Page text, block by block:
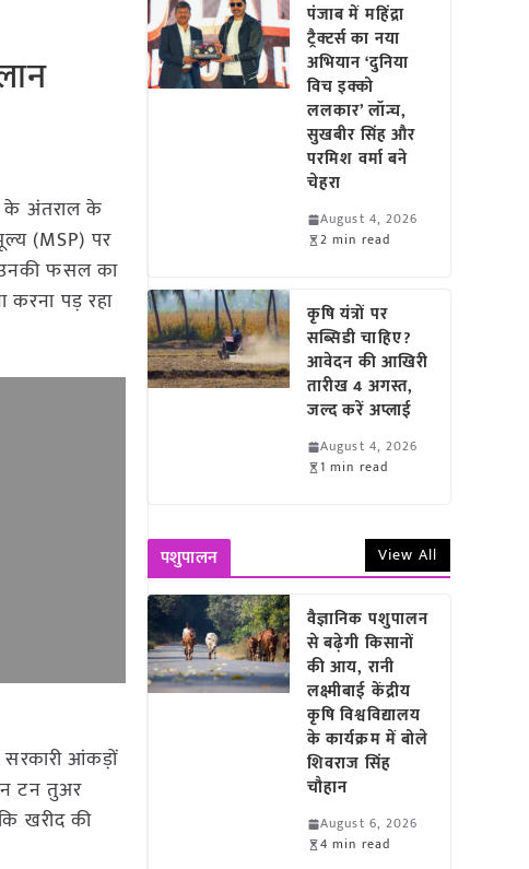
के अंतराल के
(MSP) पर
उनकी फसल का
करना पड़ रहा
सरकारी आंकड़ों
टन तुअर
खरीद की
पंजाब में महिंद्रा
ट्रैक्टर्स का नया
अभियान ‘दुनिया
विच इक्को
ललकार’ लॉन्च,
सुखबीर सिंह और
परमिश वर्मा बने
चेहरा
August 4, 2026
2 min read
कृषि यंत्रों पर
सब्सिडी चाहिए?
आवेदन की आखिरी
तारीख 4 अगस्त,
जल्द करें अप्लाई
August 4, 2026
1 min read
पशुपालन View All
वैज्ञानिक पशुपालन
से बढ़ेगी किसानों
की आय, रानी
लक्ष्मीबाई केंद्रीय
कृषि विश्वविद्यालय
के कार्यक्रम में बोले
शिवराज सिंह
चौहान
August 6, 2026
4 min read